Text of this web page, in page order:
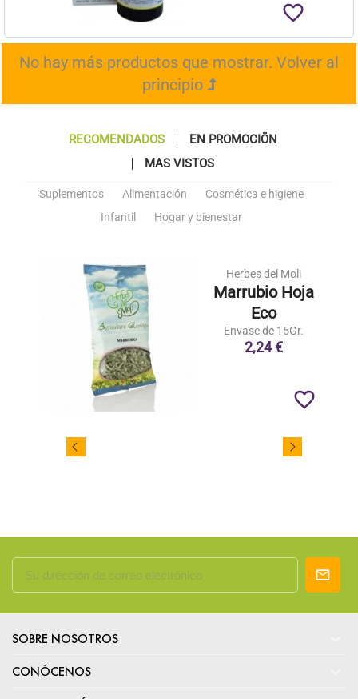
favorite_border
No hay más productos que mostrar. Volver al
principio
RECOMENDADOS
EN PROMOCIÖN
MAS VISTOS
Suplementos Alimentación
Cosmética e higiene
Infantil
Hogar y bienestar
Herbes del Moli
Marrubio Hoja
Eco
Envase de 15Gr.
2,24 €
favorite_border
SOBRE NOSOTROS
CONÓCENOS